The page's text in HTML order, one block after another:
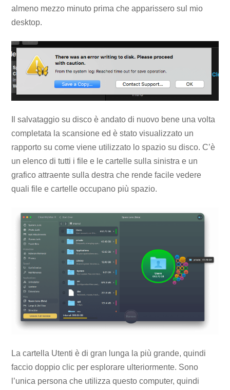
almeno mezzo minuto prima che apparissero sul mio
desktop.
Il salvataggio su disco è andato di nuovo bene una volta
completata la scansione ed è stato visualizzato un
rapporto su come viene utilizzato lo spazio su disco. C’è
un elenco di tutti i file e le cartelle sulla sinistra e un
grafico attraente sulla destra che rende facile vedere
quali file e cartelle occupano più spazio.
La cartella Utenti è di gran lunga la più grande, quindi
faccio doppio clic per esplorare ulteriormente. Sono
l’unica persona che utilizza questo computer, quindi